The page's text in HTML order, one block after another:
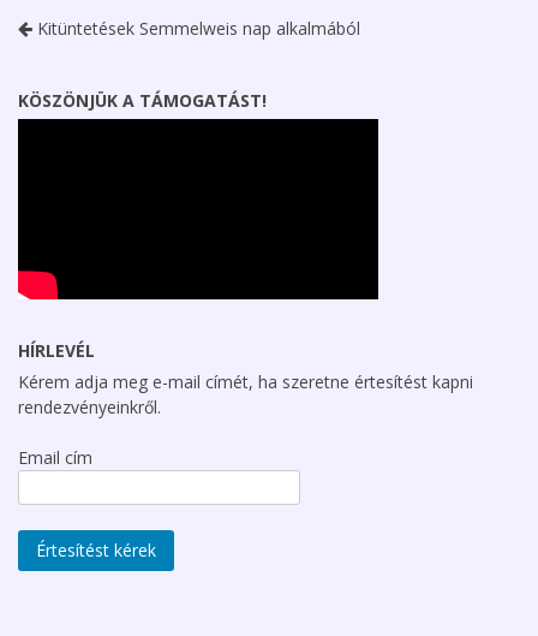
Kitüntetések Semmelweis nap alkalmából
KÖSZÖNJÜK A TÁMOGATÁST!
HÍRLEVÉL
Kérem adja meg e-mail címét, ha szeretne értesítést kapni
rendezvényeinkről.
Email cím